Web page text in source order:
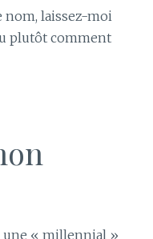
nom, laissez-moi
plutôt comment
une « millennial »